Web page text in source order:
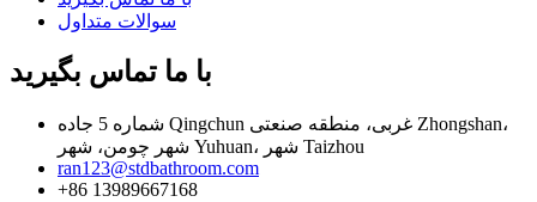
سوالات متداول
با ما تماس بگیرید
شماره 5 جاده Qingchun غربی، منطقه صنعتی Zhongshan،
شهر چومن، شهر Yuhuan، شهر Taizhou
ran123@stdbathroom.com
+86 13989667168